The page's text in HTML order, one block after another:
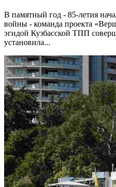
В памятный год - 85-летия
войны - команда проекта
эгидой Кузбасской ТПП
установила...